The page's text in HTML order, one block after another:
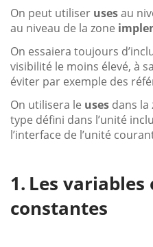
On peut utiliser usesau
au niveau de la zone
On essaiera toujours
visibilité le moins élevé, à
éviter par exemple des
On utilisera le uses dans la
type défini dans l’unité
l’interface de l’unité
Les variables
constantes